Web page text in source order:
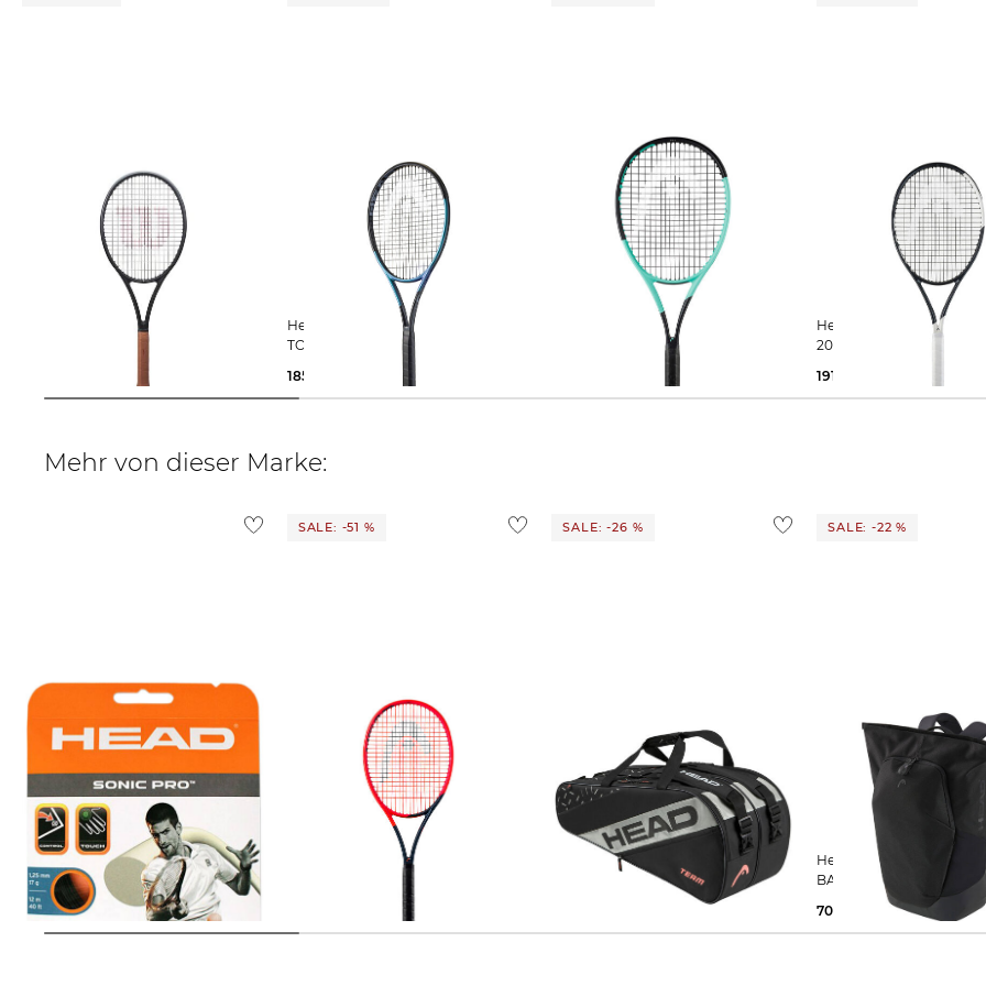
Head | Tennisschläger GRAVITY
TOUR 2025 unbesaitet
185,75 €
280,00 €
- unbesaitet - 16 x 19
230,00 €
Head | Tennisschläger SPEED MP
2026
191,55 €
Mehr von dieser Marke:
Head | Tennissaite Sonic Pro Set
30,00 €
SALE: -51 %
300,00 €
SALE: -26 %
RACQUET BAG L BKCC
SALE: -22 %
Head | Tennisrucksack PRO X
BACKPACK 25L
70,00 €
90,00 €